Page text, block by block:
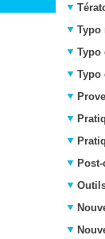
Typo
Typo
Typo